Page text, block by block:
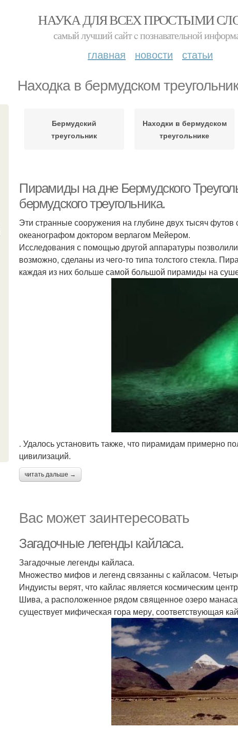
НАУКА ДЛЯ ВСЕХ ПРОСТЫМИ
самый лучший сайт c познавательной
главная новости статьи
Находка в бермудском
Бермудский
треугольник
Находки в бермудском
треугольнике
Пирамиды на дне Бермудского
бермудского треугольника.
Эти странные сооружения на глубине двух тысяч
океанографом доктором верлагом Мейером.
Исследования с помощью другой аппаратуры
возможно, сделаны из чего-то типа толстого стекла.
каждая из них больше самой большой пирамиды на
. Удалось установить также, что пирамидам примерно
цивилизаций.
читать дальше →
Вас может заинтересовать
Загадочные легенды кайласа.
Загадочные легенды кайласа.
Множество мифов и легенд связанны с кайласом.
Индуисты верят, что кайлас является космическим
Шива, а расположенное рядом священное озеро
существует мифическая гора меру, соответствующая